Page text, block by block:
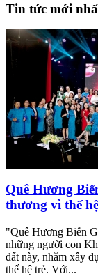
Tin tức mới
Quê Hương
thương vì thế
"Quê Hương Biển
những người con
đất này, nhằm xây
thế hệ trẻ. Với...